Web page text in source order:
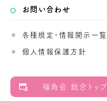
お問い合わせ
各種規定・情報開示一覧
個人情報保護方針
福角会 総合トップ